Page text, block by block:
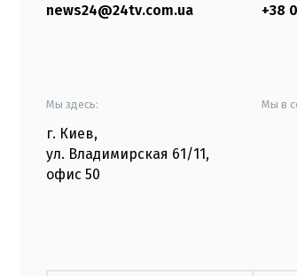
news24@24tv.com.ua +38
Мы здесь:
г. Киев,
ул. Владимирская 61/11,
офис 50
Мы в